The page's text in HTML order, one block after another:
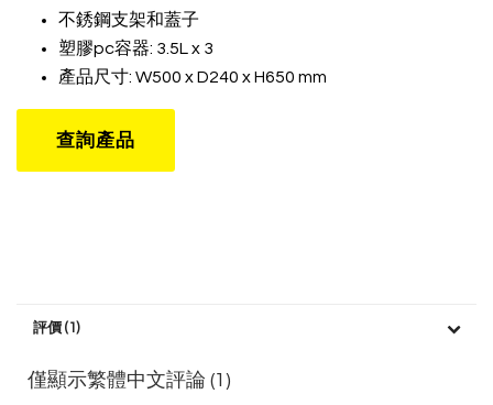
不銹鋼支架和蓋子
塑膠pc容器: 3.5L x 3
產品尺寸: W500 x D240 x H650 mm
評價 (1)
僅顯示繁體中文評論 (1)